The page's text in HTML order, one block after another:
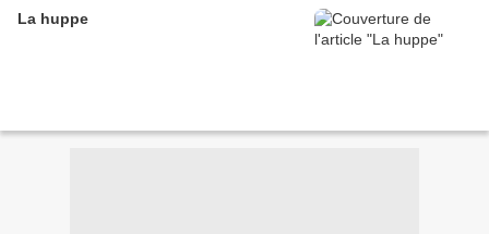
La huppe